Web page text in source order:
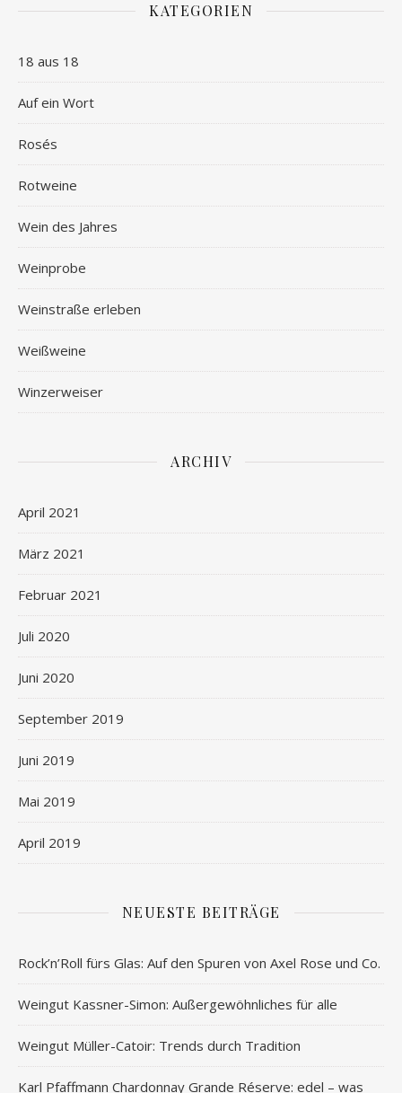
KATEGORIEN
18 aus 18
Auf ein Wort
Rosés
Rotweine
Wein des Jahres
Weinprobe
Weinstraße erleben
Weißweine
Winzerweiser
ARCHIV
April 2021
März 2021
Februar 2021
Juli 2020
Juni 2020
September 2019
Juni 2019
Mai 2019
April 2019
NEUESTE BEITRÄGE
Rock’n’Roll fürs Glas: Auf den Spuren von Axel Rose und Co.
Weingut Kassner-Simon: Außergewöhnliches für alle
Weingut Müller-Catoir: Trends durch Tradition
Karl Pfaffmann Chardonnay Grande Réserve: edel – was